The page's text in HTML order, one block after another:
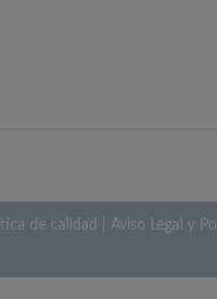
de calidad Aviso Legal y